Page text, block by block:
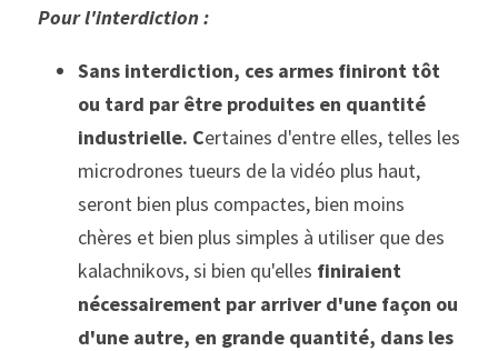
Pour l'interdiction :
Sans interdiction, ces armes finiront tôt
ou tard par être produites en quantité
industrielle. Certaines d'entre elles, telles les
microdrones tueurs de la vidéo plus haut,
seront bien plus compactes, bien moins
chères et bien plus simples à utiliser que des
kalachnikovs, si bien qu'elles finiraient
nécessairement par arriver d'une façon ou
d'une autre, en grande quantité, dans les